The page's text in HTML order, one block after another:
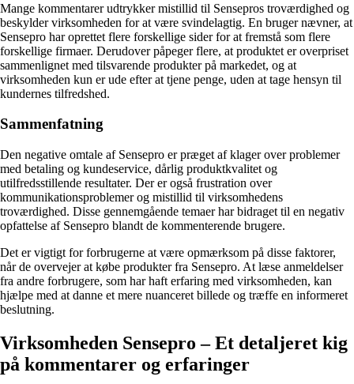
Mange kommentarer udtrykker mistillid til Sensepros troværdighed og
beskylder virksomheden for at være svindelagtig. En bruger nævner, at
Sensepro har oprettet flere forskellige sider for at fremstå som flere
forskellige firmaer. Derudover påpeger flere, at produktet er overpriset
sammenlignet med tilsvarende produkter på markedet, og at
virksomheden kun er ude efter at tjene penge, uden at tage hensyn til
kundernes tilfredshed.
Sammenfatning
Den negative omtale af Sensepro er præget af klager over problemer
med betaling og kundeservice, dårlig produktkvalitet og
utilfredsstillende resultater. Der er også frustration over
kommunikationsproblemer og mistillid til virksomhedens
troværdighed. Disse gennemgående temaer har bidraget til en negativ
opfattelse af Sensepro blandt de kommenterende brugere.
Det er vigtigt for forbrugerne at være opmærksom på disse faktorer,
når de overvejer at købe produkter fra Sensepro. At læse anmeldelser
fra andre forbrugere, som har haft erfaring med virksomheden, kan
hjælpe med at danne et mere nuanceret billede og træffe en informeret
beslutning.
Virksomheden Sensepro – Et detaljeret kig
på kommentarer og erfaringer